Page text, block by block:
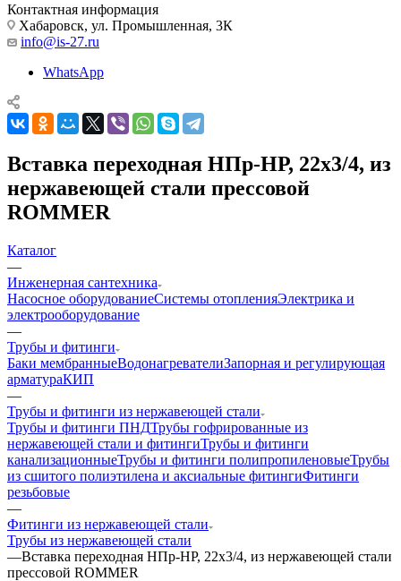
Контактная информация
Хабаровск, ул. Промышленная, 3К
info@is-27.ru
WhatsApp
Вставка переходная НПр-НР, 22х3/4, из
нержавеющей стали прессовой
ROMMER
Каталог
—
Инженерная сантехника
Насосное оборудованиеСистемы отопленияЭлектрика и
электрооборудование
—
Трубы и фитинги
Баки мембранныеВодонагревателиЗапорная и регулирующая
арматураКИП
—
Трубы и фитинги из нержавеющей стали
Трубы и фитинги ПНДТрубы гофрированные из
нержавеющей стали и фитингиТрубы и фитинги
канализационныеТрубы и фитинги полипропиленовыеТрубы
из сшитого полиэтилена и аксиальные фитингиФитинги
резьбовые
—
Фитинги из нержавеющей стали
Трубы из нержавеющей стали
—Вставка переходная НПр-НР, 22х3/4, из нержавеющей стали
прессовой ROMMER